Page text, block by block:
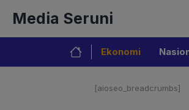
isi
Media Seruni
Ekonomi
[aioseo_breadcrumbs]